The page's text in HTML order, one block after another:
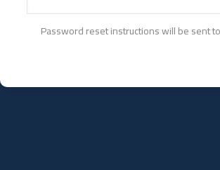
Password reset instructions will be sent